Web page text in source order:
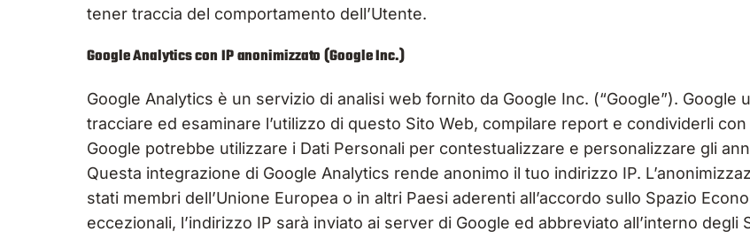
tener traccia del comportamento dell’Utente.
Google Analytics con IP anonimizzato (Google Inc.)
Google Analytics è un servizio di analisi web fornito da Google Inc. (“Google”). Google
tracciare ed esaminare l’utilizzo di questo Sito Web, compilare report e condividerli
Google potrebbe utilizzare i Dati Personali per contestualizzare e personalizzare gli
Questa integrazione di Google Analytics rende anonimo il tuo indirizzo IP.
stati membri dell’Unione Europea o in altri Paesi aderenti all’accordo sullo Spazio
eccezionali, l’indirizzo IP sarà inviato ai server di Google ed abbreviato all’interno degli